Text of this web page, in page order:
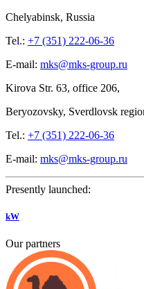
Chelyabinsk, Russia
Tel.: +7 (351) 222-06-36
E-mail: mks@mks-group.ru
Kirova Str. 63, office 206,
Beryozovsky, Sverdlovsk
Tel.: +7 (351) 222-06-36
E-mail: mks@mks-group.ru
Presently launched:
kW
Our partners